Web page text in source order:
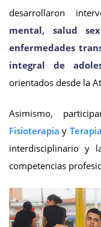
desarrollaron
mental, salud
enfermedades
integral de
orientados desde la
Asimismo,
Fisioterapia y
interdisciplinario y
competencias